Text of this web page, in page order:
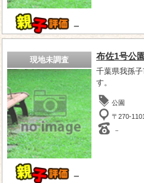
－
現地未調査
－
布佐1号公
千葉県我孫
す。
公園
〒270-
－